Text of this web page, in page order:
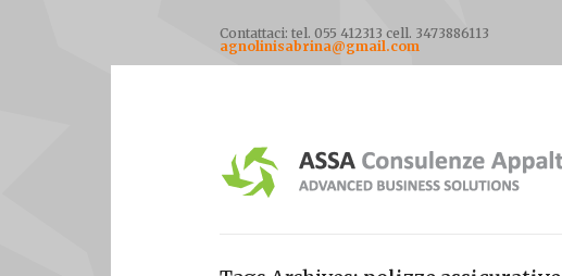
Contattaci: tel. 055 412313 cell. 3473886113
agnolinisabrina@gmail.com